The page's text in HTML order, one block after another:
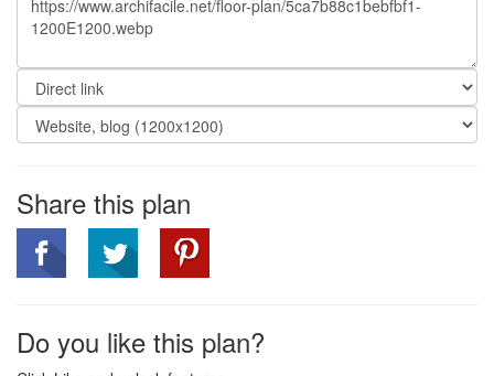
Share this plan
Do you like this plan?